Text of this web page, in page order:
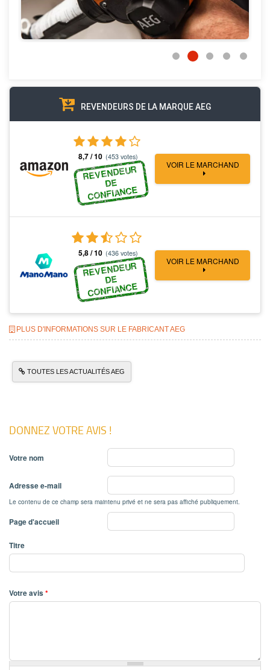
REVENDEURS DE LA MARQUE AEG
8,7 / 10 (453 votes)
REVENDEUR
DE
CONFIANCE
VOIR LE MARCHAND
5,8 / 10 (436 votes)
REVENDEUR
DE
CONFIANCE
VOIR LE MARCHAND
PLUS D'INFORMATIONS SUR LE FABRICANT AEG
TOUTES LES ACTUALITÉS AEG
DONNEZ VOTRE AVIS !
Votre nom
Adresse e-mail
Le contenu de ce champ sera maintenu privé et ne sera pas affiché publiquement.
Page d'accueil
Titre
Votre avis*